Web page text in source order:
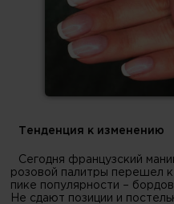
Тенденция к изменению
Сегодня французский
розовой палитры перешел
пике популярности –
Не сдают позиции и